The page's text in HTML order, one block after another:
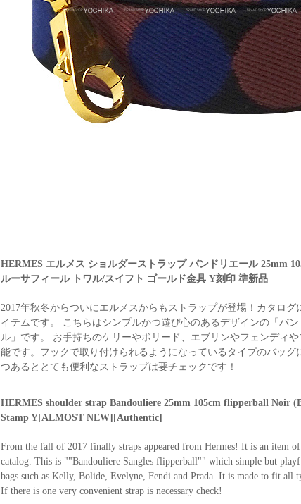
HERMES エルメス ショルダーストラップ バンドリエール 25mm
ルーサフィール トワル/スイフト ゴールド金具 Y刻印 準新品
2017年秋冬からついにエルメスからもストラップが登場！カタロ
イテムです。 こちらはシンプルかつ遊び心のあるデザインの「バ
ル」です。 お手持ちのケリーやボリード、エブリンやフェンディ
能です。フックで取り付けられるようになっているタイプのバッ
つあるととても便利なストラップは要チェックです！
HERMES shoulder strap Bandouliere 25mm 105cm flipperball Noir
Stamp Y[ALMOST NEW][Authentic]
From the fall of 2017 finally straps appeared from Hermes! It is an item
catalog. This is ""Bandouliere Sangles flipperball"" which simple but
bags such as Kelly, Bolide, Evelyne, Fendi and Prada. It is made to fit all
If there is one very convenient strap is necessary check!